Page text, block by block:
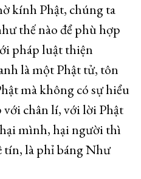
kính Phật, chúng ta
thế nào để phù hợp
pháp luật thiện
là một Phật tử, tôn
mà không có sự hiểu
chân lí, với lời Phật
mình, hại người thì
tín, là phỉ báng Như